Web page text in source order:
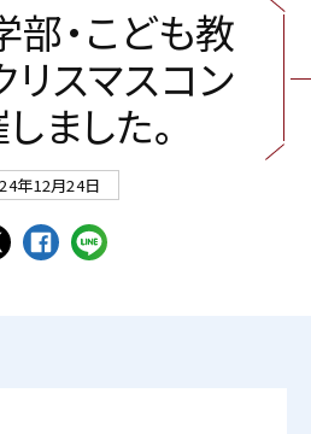
部・こども教
リスマスコン
しました。
年12月24日